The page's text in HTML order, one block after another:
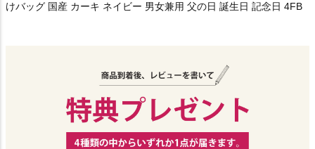
けバッグ 国産 カーキ ネイビー 男女兼用 父の日 誕生日 記念日 4FB